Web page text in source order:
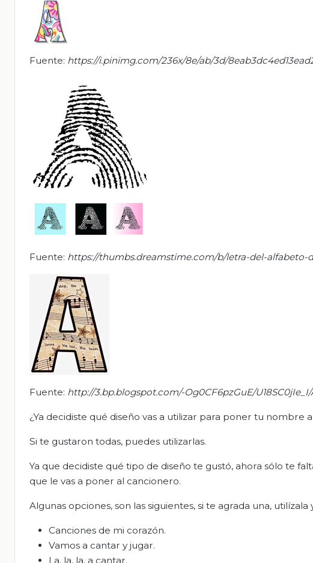
Fuente: https://i.pinimg.com/236x/8e/ab/3d/
Fuente: https://thumbs.dreamstime.com/b/letra-del-alfabeto-
Fuente: http://3.bp.blogspot.com/-Og0CF6pzGuE/
¿Ya decidiste qué diseño vas a utilizar para poner tu nombre
Si te gustaron todas, puedes utilizarlas.
Ya que decidiste qué tipo de diseño te gustó, ahora sólo te
que le vas a poner al cancionero.
Algunas opciones, son las siguientes, si te agrada una,
Canciones de mi corazón.
Vamos a cantar y jugar.
La, la, la, a cantar.